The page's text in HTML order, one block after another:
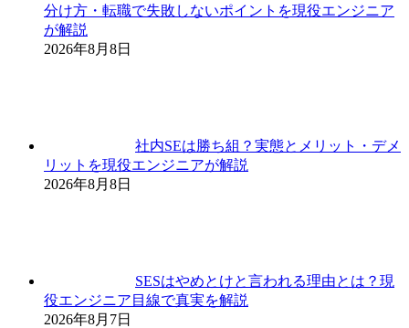
分け方・転職で失敗しないポイントを現役エンジニア
が解説
2026年8月8日
社内SEは勝ち組？実態とメリット・デメ
リットを現役エンジニアが解説
2026年8月8日
SESはやめとけと言われる理由とは？現
役エンジニア目線で真実を解説
2026年8月7日